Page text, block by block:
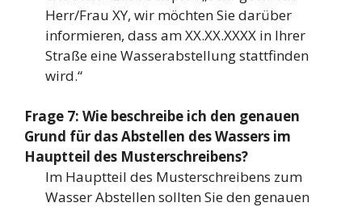
Herr/Frau XY, wir möchten Sie darüber
informieren, dass am XX.XX.XXXX in Ihrer
Straße eine Wasserabstellung stattfinden
wird.“
Frage 7: Wie beschreibe ich den genauen
Grund für das Abstellen des Wassers im
Hauptteil des Musterschreibens?
Im Hauptteil des Musterschreibens zum
Wasser Abstellen sollten Sie den genauen